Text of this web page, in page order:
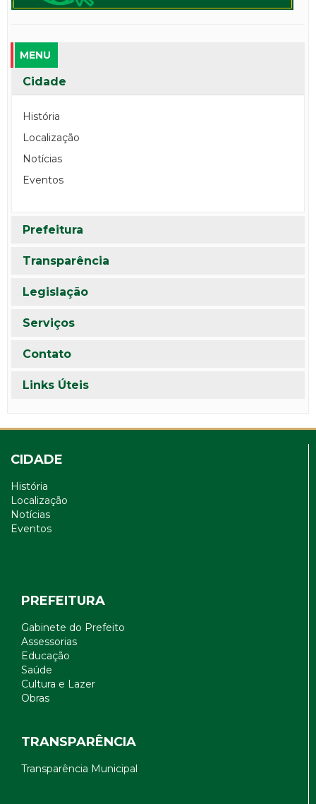
MENU
Cidade
História
Localização
Notícias
Eventos
Prefeitura
Transparência
Legislação
Serviços
Contato
Links Úteis
CIDADE
História
Localização
Notícias
Eventos
PREFEITURA
Gabinete do Prefeito
Assessorias
Educação
Saúde
Cultura e Lazer
Obras
TRANSPARÊNCIA
Transparência Municipal